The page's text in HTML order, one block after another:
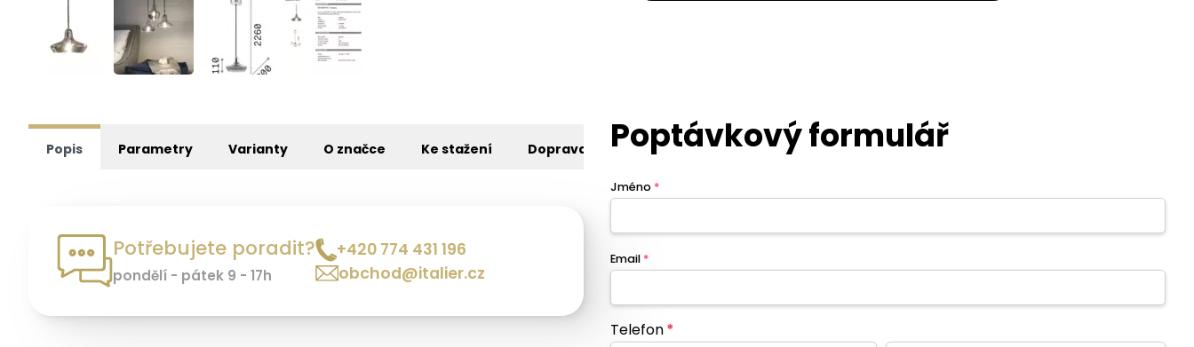
Popis Parametry Varianty O značce Ke stažení Doprava
Potřebujete poradit?
pondělí - pátek 9 - 17h
+420 774 431 196
obchod@italier.cz
Poptávkový formulář
Jméno *
Email *
Telefon*